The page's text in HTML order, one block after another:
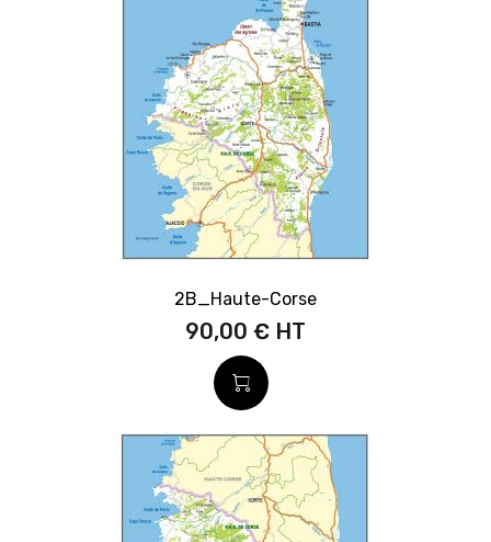
2B_Haute-Corse
90,00 €